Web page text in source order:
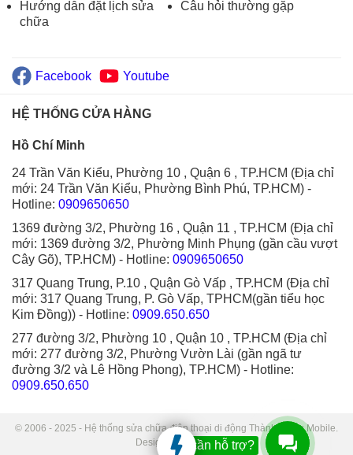
Hướng dẫn đặt lịch sửa
chữa
Câu hỏi thường gặp
Facebook Youtube
HỆ THỐNG CỬA HÀNG
Hồ Chí Minh
24 Trần Văn Kiểu, Phường 10 , Quận 6 , TP.HCM (Địa chỉ
mới: 24 Trần Văn Kiểu, Phường Bình Phú, TP.HCM) -
Hotline: 0909650650
1369 đường 3/2, Phường 16 , Quận 11 , TP.HCM (Địa chỉ
mới: 1369 đường 3/2, Phường Minh Phụng (gần cầu vượt
Cây Gõ), TP.HCM) - Hotline: 0909650650
317 Quang Trung, P.10 , Quận Gò Vấp , TP.HCM (Địa chỉ
mới: 317 Quang Trung, P. Gò Vấp, TPHCM(gần tiểu học
Kim Đồng)) - Hotline: 0909.650.650
277 đường 3/2, Phường 10 , Quận 10 , TP.HCM (Địa chỉ
mới: 277 đường 3/2, Phường Vườn Lài (gần ngã tư
đường 3/2 và Lê Hồng Phong), TP.HCM) - Hotline:
0909.650.650
© 2006 - 2025 - Hệ thống sửa chữa điện thoại di động Thành Trung Mobile.
Designed by Sudo.
Bạn cần hỗ trợ?